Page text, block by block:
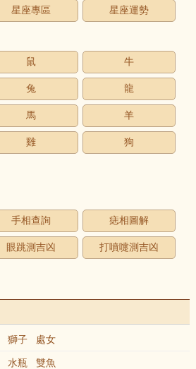
星座專區 星座運勢
鼠 牛
兔 龍
馬 羊
雞 狗
手相查詢 痣相圖解
眼跳測吉凶 打噴嚏測吉凶
獅子 處女
水瓶 雙魚